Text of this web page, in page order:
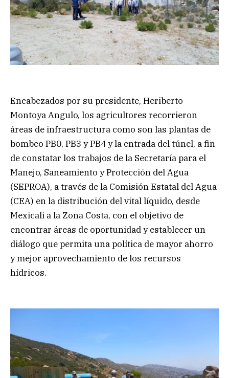
Encabezados por su presidente, Heriberto
Montoya Angulo, los agricultores recorrieron
áreas de infraestructura como son las plantas de
bombeo PB0, PB3 y PB4 y la entrada del túnel, a fin
de constatar los trabajos de la Secretaría para el
Manejo, Saneamiento y Protección del Agua
(SEPROA), a través de la Comisión Estatal del Agua
(CEA) en la distribución del vital líquido, desde
Mexicali a la Zona Costa, con el objetivo de
encontrar áreas de oportunidad y establecer un
diálogo que permita una política de mayor ahorro
y mejor aprovechamiento de los recursos
hídricos.